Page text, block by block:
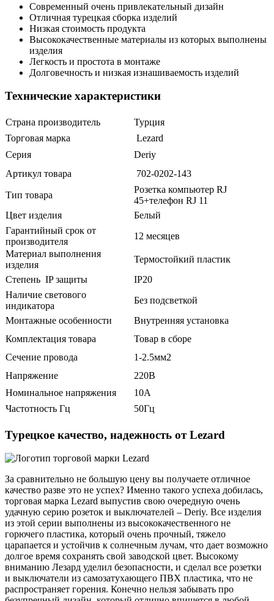
Современный очень привлекательный дизайн
Отличная турецкая сборка изделий
Низкая стоимость продукта
Высококачественные материалы из которых выполнены
изделия
Легкость и простота в монтаже
Долговечность и низкая изнашиваемость изделий
Технические характеристики
Страна производитель
Турция
Торговая марка
Lezard
Серия
Deriy
Артикул товара
702-0202-143
Тип товара
Розетка компьютер RJ
45+телефон RJ 11
Цвет изделия
Белый
Гарантийный срок от
производителя
12 месяцев
Материал выполнения
изделия
Термостойкий пластик
Степень IP защиты
IP20
Наличие светового
индикатора
Без подсветкой
Монтажные особенности
Внутренняя установка
Комплектация товара
Товар в сборе
Сечение провода
1-2.5мм2
Напряжение
220В
Номинальное напряжения
10А
Частотность Гц
50Гц
Турецкое качество, надежность от Lezard
За сравнительно не большую цену вы получаете отличное
качество разве это не успех? Именно такого успеха добилась,
торговая марка Lezard выпустив свою очередную очень
удачную серию розеток и выключателей – Deriy. Все изделия
из этой серии выполнены из высококачественного не
горючего пластика, который очень прочный, тяжело
царапается и устойчив к солнечным лучам, что дает возможно
долгое время сохранять свой заводской цвет. Высокому
вниманию Лезард уделил безопасности, и сделал все розетки
и выключатели из самозатухающего ПВХ пластика, что не
распространяет горения. Конечно нельзя забывать про